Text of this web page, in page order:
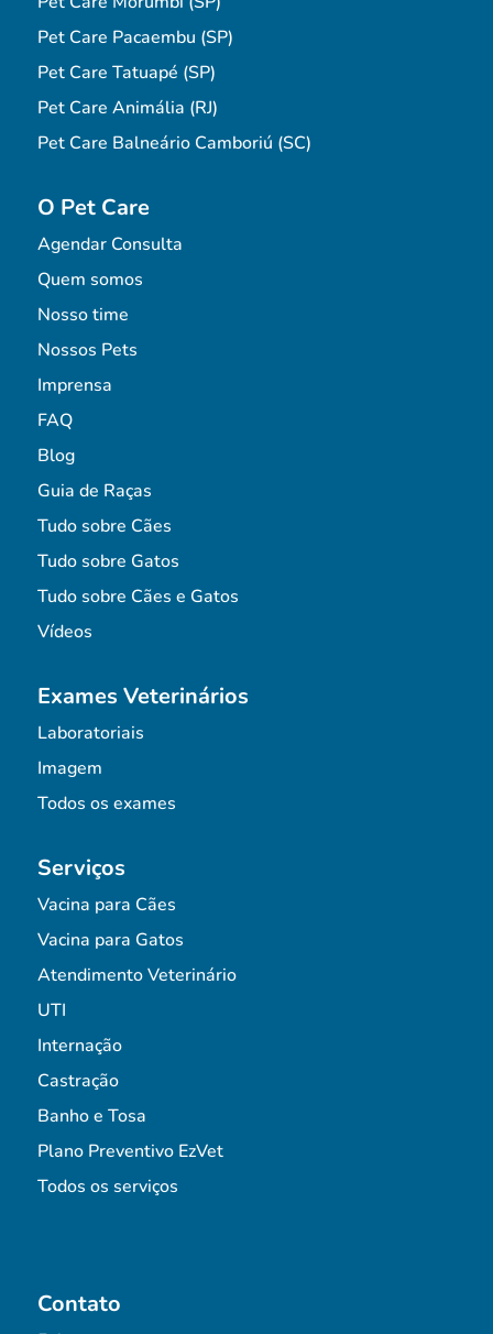
Pet Care Pacaembu (SP)
Pet Care Tatuapé (SP)
Pet Care Animália (RJ)
Pet Care Balneário Camboriú (SC)
O Pet Care
Agendar Consulta
Quem somos
Nosso time
Nossos Pets
Imprensa
FAQ
Blog
Guia de Raças
Tudo sobre Cães
Tudo sobre Gatos
Tudo sobre Cães e Gatos
Vídeos
Exames Veterinários
Laboratoriais
Imagem
Todos os exames
Serviços
Vacina para Cães
Vacina para Gatos
Atendimento Veterinário
UTI
Internação
Castração
Banho e Tosa
Plano Preventivo EzVet
Todos os serviços
Contato